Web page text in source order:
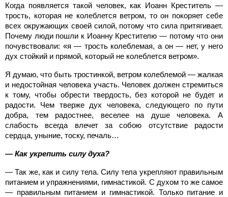
Когда появляется такой человек, как Иоанн Креститель —
трость, которая не колеблется ветром, то он покоряет себе
всех окружающих своей силой, потому что сила притягивает.
Почему люди пошли к Иоанну Крестителю — потому что они
почувствовали: «я — трость колеблемая, а он — нет, у него
дух стойкий и прямой, который не колеблется ветром».
Я думаю, что быть тростинкой, ветром колеблемой — жалкая
и недостойная человека участь. Человек должен стремиться
к тому, чтобы обрести твердость, без которой не будет и
радости. Чем тверже дух человека, следующего по пути
добра, тем радостнее, веселее на душе человека. А
слабость всегда влечет за собою отсутствие радости
сердца, уныние, тоску, печаль…
— Как укрепить силу духа?
— Так же, как и силу тела. Силу тела укрепляют правильным
питанием и упражнениями, гимнастикой. С духом то же самое
— правильным питанием и гимнастикой. Только питание и